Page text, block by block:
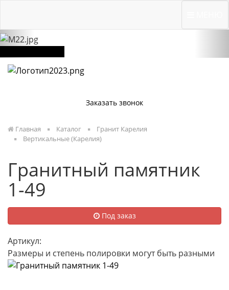
Заказать звонок
Главная Каталог
Гранит Карелия
Вертикальные (Карелия)
Гранитный памятник
1-49
Под заказ
Артикул:
Размеры и степень полировки могут быть разными